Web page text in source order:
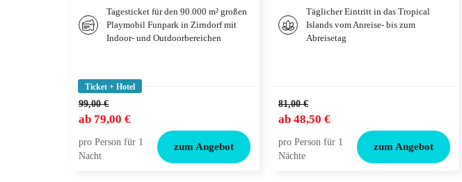
Tagesticket für den 90.000 m² großen
Playmobil Funpark in Zirndorf mit
Indoor- und Outdoorbereichen
Ticket + Hotel
99,00 €
ab 79,00 €
pro Person für 1
Nacht
zum Angebot
Täglicher Eintritt in das Tropical
Islands vom Anreise- bis zum
Abreisetag
81,00 €
ab 48,50 €
pro Person für 1
Nächte
zum Angebot